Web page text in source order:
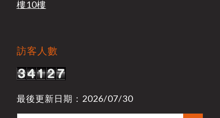
樓10樓
訪客人數
最後更新日期：2026/07/30